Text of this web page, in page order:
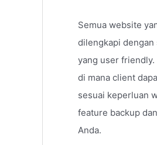
Semua website
dilengkapi
yang user friendly.
di mana client
sesuai keperluan
feature backup
Anda.